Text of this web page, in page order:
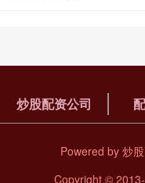
炒股配资公司
Powered by 炒
Copyright ©